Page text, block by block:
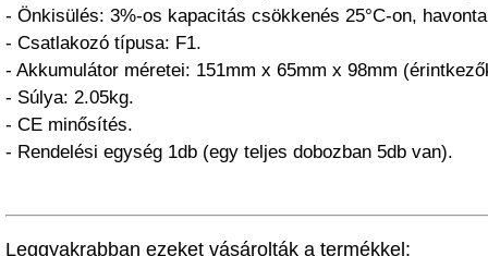
- Önkisülés: 3%-os kapacitás csökkenés 25°C-on,
- Csatlakozó típusa: F1.
- Akkumulátor méretei: 151mm x 65mm x 98mm
- Súlya: 2.05kg.
- CE minősítés.
- Rendelési egység 1db (egy teljes dobozban 5db van).
Leggyakrabban ezeket vásárolták a termékkel: